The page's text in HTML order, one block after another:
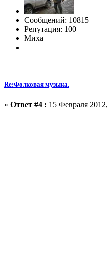
Сообщений: 10815
Репутация: 100
Миха
Re:Фолковая музыка.
« Ответ #4 : 15 Февраля